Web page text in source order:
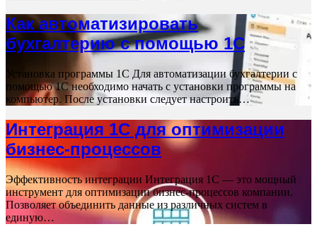
Как автоматизировать
бухгалтерию с помощью 1С
Установка программы 1С Для автоматизации бухгалтерии с
помощью 1С необходимо начать с установки программы на
компьютер. После установки следует настроить…
Интеграция 1С для оптимизации
бизнес-процессов
Эффективность интеграции Интеграция 1С — это мощный
инструмент для оптимизации бизнес-процессов компании.
Позволяет объединить данные из различных систем в
единую…